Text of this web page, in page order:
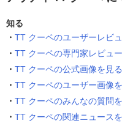
知る
TT クーペのユーザーレビ
TT クーペの専門家レビュ
TT クーペの公式画像を見る
TT クーペのユーザー画像
TT クーペのみんなの質問
TT クーペの関連ニュース